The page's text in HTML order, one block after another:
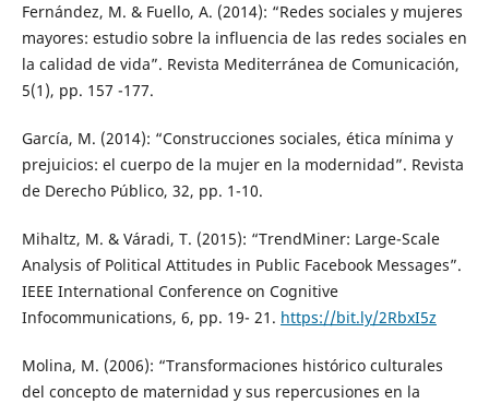
Fernández, M. & Fuello, A. (2014): “Redes sociales y mujeres
mayores: estudio sobre la influencia de las redes sociales en
la calidad de vida”. Revista Mediterránea de Comunicación,
5(1), pp. 157 -177.
García, M. (2014): “Construcciones sociales, ética mínima y
prejuicios: el cuerpo de la mujer en la modernidad”. Revista
de Derecho Público, 32, pp. 1-10.
Mihaltz, M. & Váradi, T. (2015): “TrendMiner: Large-Scale
Analysis of Political Attitudes in Public Facebook Messages”.
IEEE International Conference on Cognitive
Infocommunications, 6, pp. 19- 21. https://bit.ly/2RbxI5z
Molina, M. (2006): “Transformaciones histórico culturales
del concepto de maternidad y sus repercusiones en la